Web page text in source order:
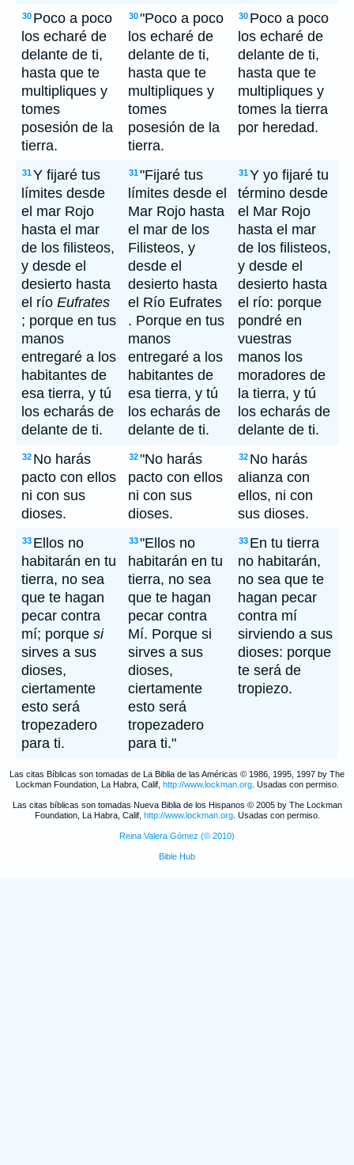
30 Poco a poco
los echaré de
delante de ti,
hasta que te
multipliques y
tomes
posesión de la
tierra.
30"Poco a poco
los echaré de
delante de ti,
hasta que te
multipliques y
tomes
posesión de la
tierra.
30 Poco a poco
los echaré de
delante de ti,
hasta que te
multipliques y
tomes la tierra
por heredad.
31Y fijaré tus
límites desde
el mar Rojo
hasta el mar
de los filisteos,
y desde el
desierto hasta
el río Eufrates
; porque en tus
manos
entregaré a los
habitantes de
esa tierra, y tú
los echarás de
delante de ti.
31"Fijaré tus
límites desde el
Mar Rojo hasta
el mar de los
Filisteos, y
desde el
desierto hasta
el Río Eufrates
. Porque en tus
manos
entregaré a los
habitantes de
esa tierra, y tú
los echarás de
delante de ti.
31Y yo fijaré tu
término desde
el Mar Rojo
hasta el mar
de los filisteos,
y desde el
desierto hasta
el río: porque
pondré en
vuestras
manos los
moradores de
la tierra, y tú
los echarás de
delante de ti.
32 No harás
pacto con ellos
ni con sus
dioses.
32"No harás
pacto con ellos
ni con sus
dioses.
32 No harás
alianza con
ellos, ni con
sus dioses.
33 Ellos no
habitarán en tu
tierra, no sea
que te hagan
pecar contra
mí; porque si
sirves a sus
dioses,
ciertamente
esto será
tropezadero
para ti.
33"Ellos no
habitarán en tu
tierra, no sea
que te hagan
pecar contra
Mí. Porque si
sirves a sus
dioses,
ciertamente
esto será
tropezadero
para ti."
33 En tu tierra
no habitarán,
no sea que te
hagan pecar
contra mí
sirviendo a sus
dioses: porque
te será de
tropiezo.
Las citas Bíblicas son tomadas de La Biblia de las Américas © 1986, 1995, 1997 by The
Lockman Foundation, La Habra, Calif, http://www.lockman.org. Usadas con permiso.
Las citas bíblicas son tomadas Nueva Biblia de los Hispanos © 2005 by The Lockman
Foundation, La Habra, Calif, http://www.lockman.org. Usadas con permiso.
Reina Valera Gómez (© 2010)
Bible Hub